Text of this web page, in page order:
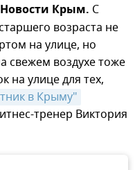
Крым. С
возраста не
на улице, но
свежем воздухе тоже
на улице для тех,
в Крыму"
тренер Виктория